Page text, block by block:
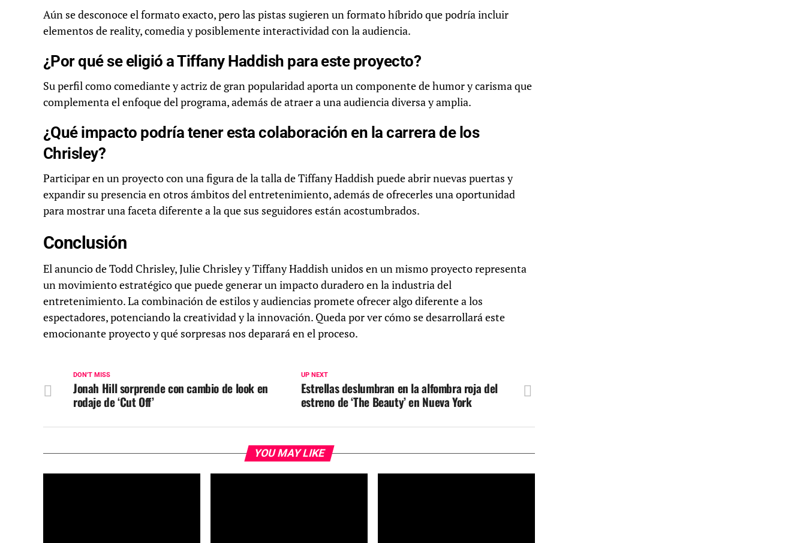
Aún se desconoce el formato exacto, pero las pistas sugieren un formato híbrido que podría incluir
elementos de reality, comedia y posiblemente interactividad con la audiencia.
¿Por qué se eligió a Tiffany Haddish para este proyecto?
Su perfil como comediante y actriz de gran popularidad aporta un componente de humor y carisma que
complementa el enfoque del programa, además de atraer a una audiencia diversa y amplia.
¿Qué impacto podría tener esta colaboración en la carrera de los
Chrisley?
Participar en un proyecto con una figura de la talla de Tiffany Haddish puede abrir nuevas puertas y
expandir su presencia en otros ámbitos del entretenimiento, además de ofrecerles una oportunidad
para mostrar una faceta diferente a la que sus seguidores están acostumbrados.
Conclusión
El anuncio de Todd Chrisley, Julie Chrisley y Tiffany Haddish unidos en un mismo proyecto representa
un movimiento estratégico que puede generar un impacto duradero en la industria del
entretenimiento. La combinación de estilos y audiencias promete ofrecer algo diferente a los
espectadores, potenciando la creatividad y la innovación. Queda por ver cómo se desarrollará este
emocionante proyecto y qué sorpresas nos deparará en el proceso.
UP NEXT
Estrellas deslumbran en la alfombra roja del
estreno de ‘The Beauty’ en Nueva York
DON'T MISS
Jonah Hill sorprende con cambio de look en
rodaje de ‘Cut Off’
YOU MAY LIKE